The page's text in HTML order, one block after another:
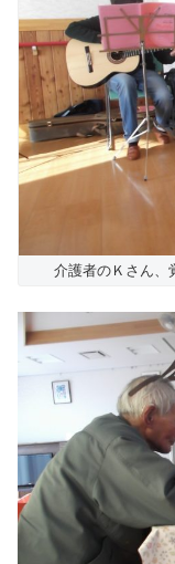
介護者のＫさん、